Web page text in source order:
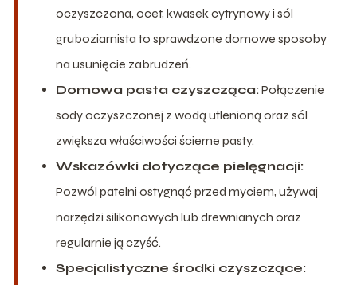
oczyszczona, ocet, kwasek cytrynowy i sól
gruboziarnista to sprawdzone domowe sposoby
na usunięcie zabrudzeń.
Domowa pasta czyszcząca: Połączenie
sody oczyszczonej z wodą utlenioną oraz sól
zwiększa właściwości ścierne pasty.
Wskazówki dotyczące pielęgnacji:
Pozwól patelni ostygnąć przed myciem, używaj
narzędzi silikonowych lub drewnianych oraz
regularnie ją czyść.
Specjalistyczne środki czyszczące: